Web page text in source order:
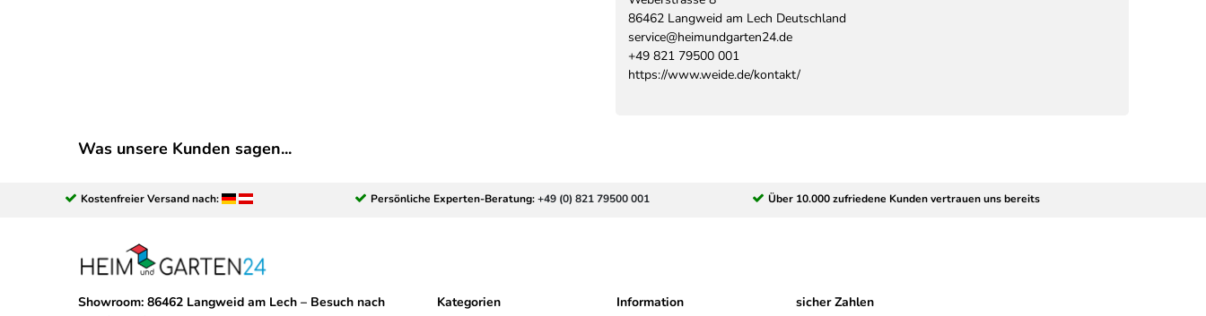
86462 Langweid am Lech Deutschland
service@heimundgarten24.de
+49 821 79500 001
https://www.weide.de/kontakt/
Was unsere Kunden sagen...
Kostenfreier Versand nach: Persönliche Experten-Beratung:+49 (0) 821 79500 001 Über 10.000 zufriedene Kunden vertrauen uns bereits
Showroom: 86462 Langweid am Lech – Besuch nach
Kategorien Information sicher Zahlen